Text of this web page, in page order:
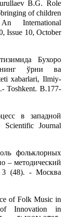
B.G. Role
of children
International
Issue 10, October
Бухоро
ўрни ва
xabarlari, Ilmiy-
Toshkent. B.177-
в западной
Scientific Journal
фольклорных
– методический
(48). - Москва
of Folk Music in
of Innovation in